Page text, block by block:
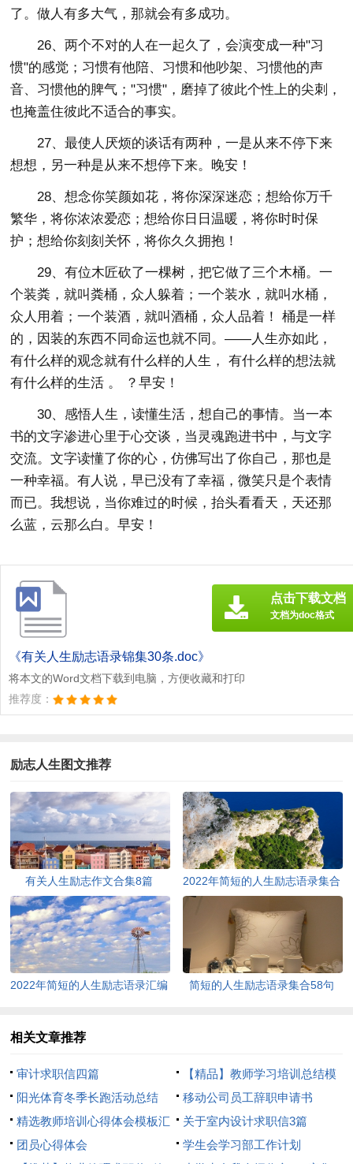
了。做人有多大气，那就会有多成功。
26、两个不对的人在一起久了，会演变成一种"习
惯"的感觉；习惯有他陪、习惯和他吵架、习惯他的声
音、习惯他的脾气；"习惯"，磨掉了彼此个性上的尖刺，
也掩盖住彼此不适合的事实。
27、最使人厌烦的谈话有两种，一是从来不停下来
想想，另一种是从来不想停下来。晚安！
28、想念你笑颜如花，将你深深迷恋；想给你万千
繁华，将你浓浓爱恋；想给你日日温暖，将你时时保
护；想给你刻刻关怀，将你久久拥抱！
29、有位木匠砍了一棵树，把它做了三个木桶。一
个装粪，就叫粪桶，众人躲着；一个装水，就叫水桶，
众人用着；一个装酒，就叫酒桶，众人品着！ 桶是一样
的，因装的东西不同命运也就不同。——人生亦如此，
有什么样的观念就有什么样的人生， 有什么样的想法就
有什么样的生活 。 ？早安！
30、感悟人生，读懂生活，想自己的事情。当一本
书的文字渗进心里于心交谈，当灵魂跑进书中，与文字
交流。文字读懂了你的心，仿佛写出了你自己，那也是
一种幸福。有人说，早已没有了幸福，微笑只是个表情
而已。我想说，当你难过的时候，抬头看看天，天还那
么蓝，云那么白。早安！
《有关人生励志语录锦集30条.doc》
将本文的Word文档下载到电脑，方便收藏和打印
推荐度：
点击下载文档
文档为doc格式
励志人生图文推荐
有关人生励志作文合集8篇
2022年简短的人生励志语录集合
2022年简短的人生励志语录汇编
简短的人生励志语录集合58句
相关文章推荐
审计求职信四篇
【精品】教师学习培训总结模
板8篇
阳光体育冬季长跑活动总结
移动公司员工辞职申请书
精选教师培训心得体会模板汇
总8篇
关于室内设计求职信3篇
团员心得体会
学生会学习部工作计划